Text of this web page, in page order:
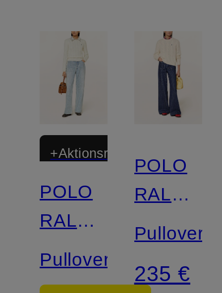
+Aktionsrabatt
POLO
RALPH
LAUREN
Pullover
POLO
RALPH
LAUREN
Pullover
235 €